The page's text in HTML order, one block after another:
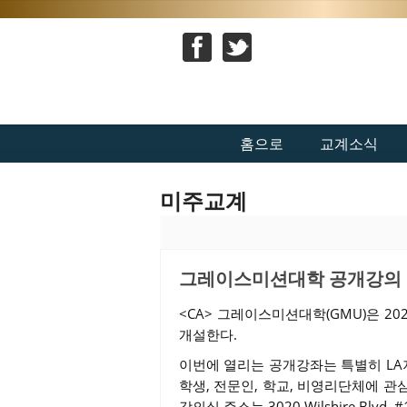
홈으로 교계소식
미주교계
그레이스미션대학 공개강
<CA> 그레이스미션대학(GMU)은
개설한다.
이번에 열리는 공개강좌는 특별히
학생, 전문인, 학교, 비영리단체에 관